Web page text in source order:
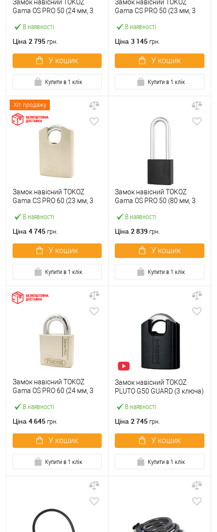
В наявності
Замок навісний TOKOZ
Gama OS PRO 50 (24 мм, 3
Ціна 2 795 грн.
У кошик
Купити в 1 клік
В наявності
Замок навісний TOKOZ
Gama CS PRO 50 (23 мм, 3
Ціна 3 145 грн.
У кошик
Купити в 1 клік
Хіт продажу
В наявності
Замок навісний TOKOZ
Gama CS PRO 60 (23 мм, 3
Ціна 4 745 грн.
У кошик
Купити в 1 клік
В наявності
Замок навісний TOKOZ
Gama OS PRO 50 (80 мм, 3
Ціна 2 839 грн.
У кошик
Купити в 1 клік
В наявності
Замок навісний TOKOZ
Gama OS PRO 60 (24 мм, 3
Ціна 4 645 грн.
У кошик
Купити в 1 клік
В наявності
Замок навісний TOKOZ
PLUTO G50 GUARD (3 ключа)
Ціна 2 745 грн.
У кошик
Купити в 1 клік